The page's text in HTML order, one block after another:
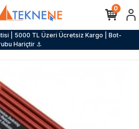
| 5000 TL Üzeri Ücretsiz Kargo | Bot-
Hariçtir ⚓
0